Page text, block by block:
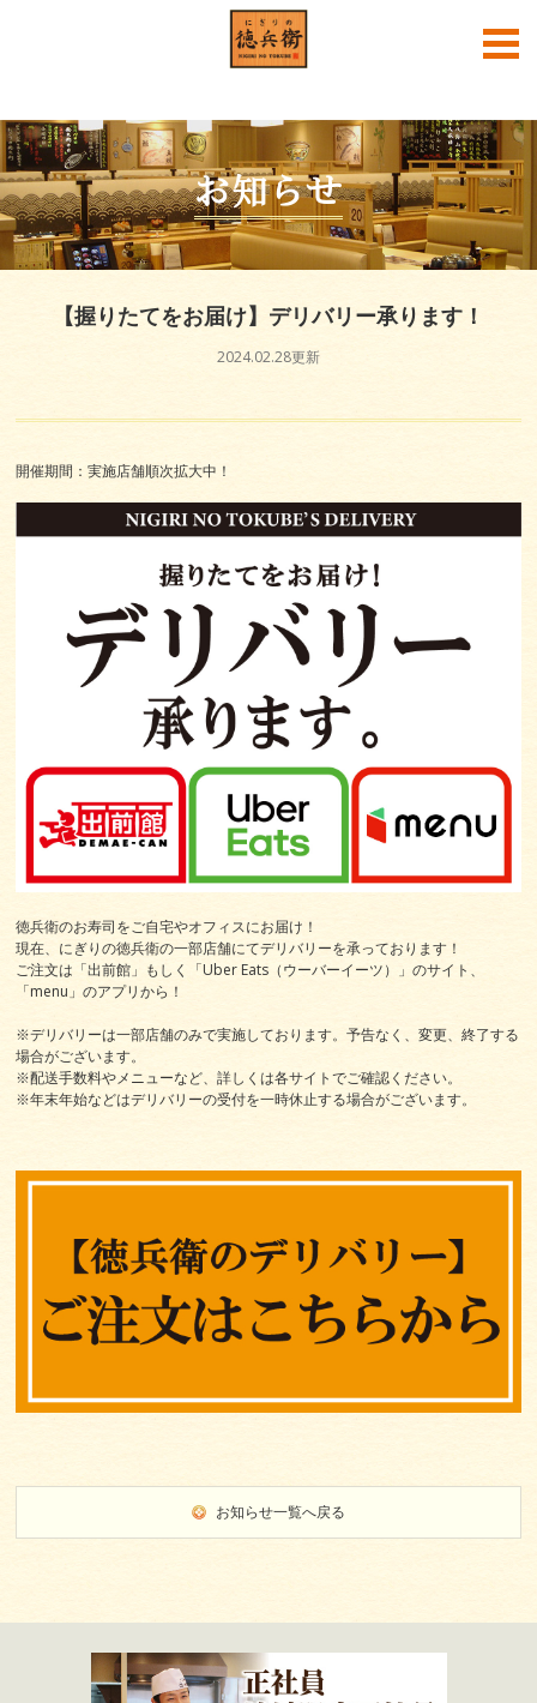
中文
お知らせ
【握りたてをお届け】デリバリー承ります！
2024.02.28更新
開催期間：実施店舗順次拡大中！
徳兵衛のお寿司をご自宅やオフィスにお届け！
現在、にぎりの徳兵衛の一部店舗にてデリバリーを承っております！
ご注文は「出前館」もしく「Uber Eats（ウーバーイーツ）」のサイト、
「menu」のアプリから！
※デリバリーは一部店舗のみで実施しております。予告なく、変更、終了する
場合がございます。
※配送手数料やメニューなど、詳しくは各サイトでご確認ください。
※年末年始などはデリバリーの受付を一時休止する場合がございます。
お知らせ一覧へ戻る